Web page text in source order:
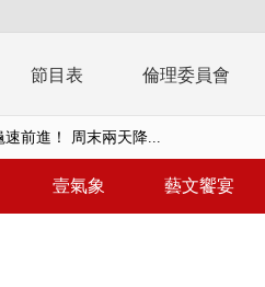
節目表 倫理委員會
詐10.6億未提告 網友...
壹氣象 藝文饗宴